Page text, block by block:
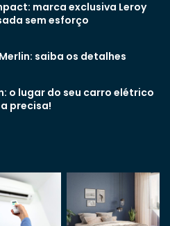
marca exclusiva Leroy
sem esforço
saiba os detalhes
o lugar do seu carro elétrico
precisa!